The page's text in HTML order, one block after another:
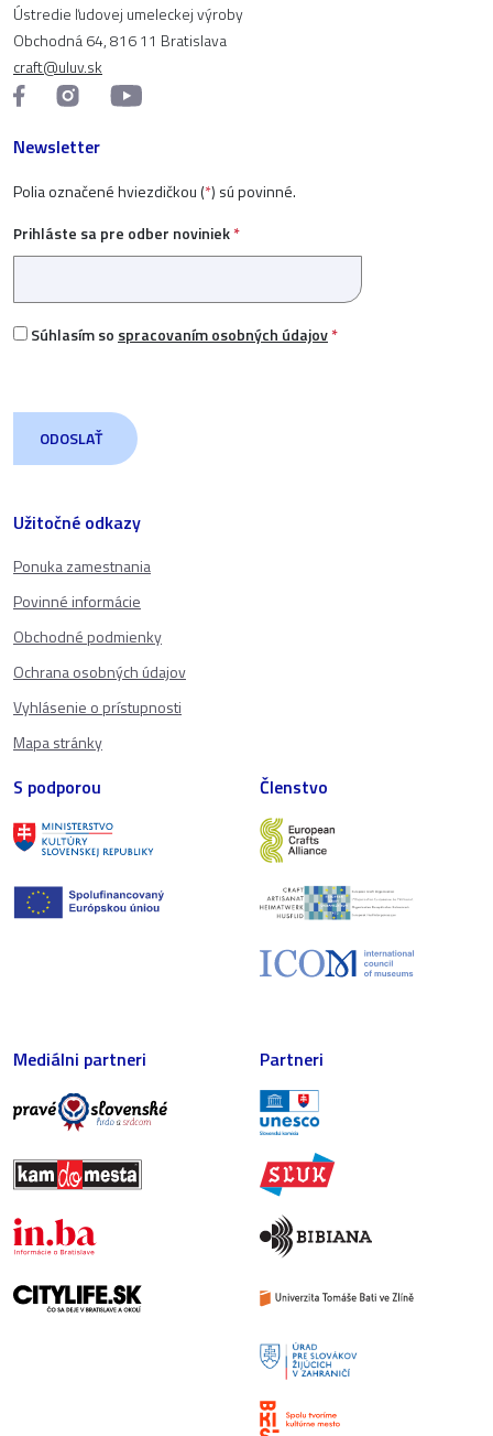
Užitočné odkazy
Ponuka zamestnania
Povinné informácie
Obchodné podmienky
Ochrana osobných údajov
Vyhlásenie o prístupnosti
Mapa stránky
Ústredie ľudovej umeleckej výroby
Obchodná 64, 816 11 Bratislava
craft@uluv.sk
Newsletter
Polia označené hviezdičkou (*) sú povinné.
Prihláste sa pre odber noviniek*
Súhlasím so spracovaním osobných údajov*
S podporou Členstvo
Mediálni partneri Partneri